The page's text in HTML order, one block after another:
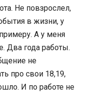
Не повзрослел,
в жизни, у
А у меня
Два года работы.
не
про свои 18,19,
И по работе не